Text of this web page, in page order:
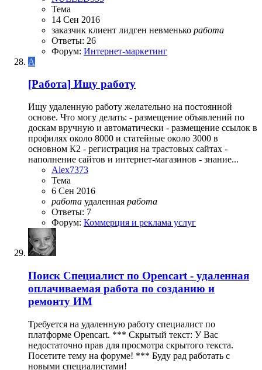
Тема
14 Сен 2016
заказчик клиент лидген невменько работа
Ответы: 26
Форум: Интернет-маркетинг
A
[Работа] Ищу работу
Ищу удаленную работу желательно на постоянной
основе. Что могу делать: - размещение объявлений по
доскам вручную и автоматически - размещение ссылок в
профилях около 8000 и статейные около 3000 в
основном К2 - регистрация на трастовых сайтах -
наполнение сайтов и интернет-магазинов - знание...
Alex7373
Тема
6 Сен 2016
работа удаленная работа
Ответы: 7
Форум: Коммерция и реклама услуг
Поиск Специалист по Opencart - удаленная
оплачиваемая работа по созданию и
ремонту ИМ
Требуется на удаленную работу специалист по
платформе Opencart. *** Скрытый текст: У Вас
недостаточно прав для просмотра скрытого текста.
Посетите тему на форуме! *** Буду рад работать с
новыми специалистами!